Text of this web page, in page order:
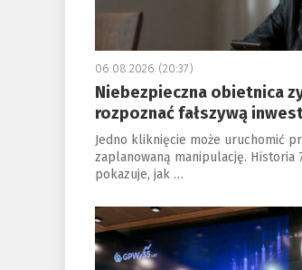
06.08.2026 (20:37)
Niebezpieczna obietnica
rozpoznać fałszywą
Jedno kliknięcie może uruchomić
zaplanowaną manipulację. Historia
pokazuje, jak …
a